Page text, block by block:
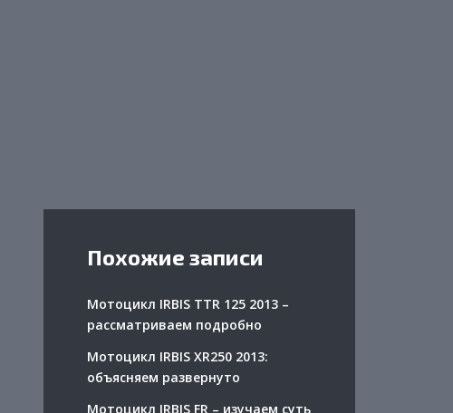
Похожие записи
Мотоцикл IRBIS TTR 125 2013 –
рассматриваем подробно
Мотоцикл IRBIS XR250 2013:
объясняем развернуто
Мотоцикл IRBIS FR – изучаем суть